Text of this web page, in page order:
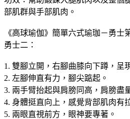
部肌群與手部肌肉。
《高球瑜伽》簡單六式瑜珈－勇士
勇士二：
1. 雙腳立開，右腳曲膝向下蹲，呈
2. 左腳伸直有力，腳尖踮起。
3. 兩手臂抬起與肩膀同高，肩膀盡
4. 身體挺直向上，感覺背部肌肉有
5. 兩眼直視前方，眼神要專著。